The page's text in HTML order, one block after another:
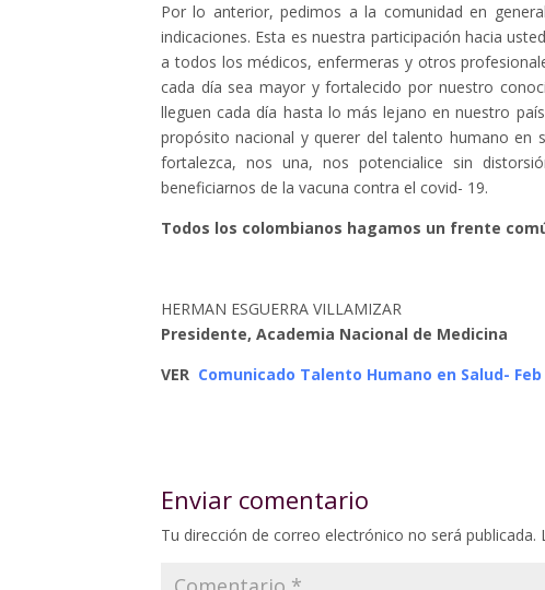
Por lo anterior, pedimos a la comunidad en
indicaciones. Esta es nuestra participación hacia
a todos los médicos, enfermeras y otros
cada día sea mayor y fortalecido por nuestro
lleguen cada día hasta lo más lejano en nuestro
propósito nacional y querer del talento humano en
fortalezca, nos una, nos potencialice sin
beneficiarnos de la vacuna contra el covid- 19.
Todos los colombianos hagamos un frente
HERMAN ESGUERRA VILLAMIZAR
Presidente, Academia Nacional de Medicina
VER Comunicado Talento Humano en Salud- Feb
Enviar comentario
Tu dirección de correo electrónico no será publicada.